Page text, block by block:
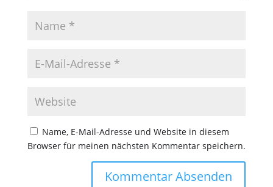
Name, E-Mail-Adresse und Website in diesem
Browser für meinen nächsten Kommentar speichern.